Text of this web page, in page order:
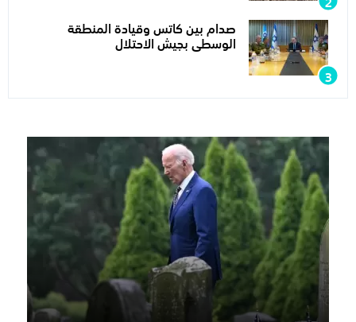
صدام بين كاتس وقيادة المنطقة
الوسطى بجيش الاحتلال